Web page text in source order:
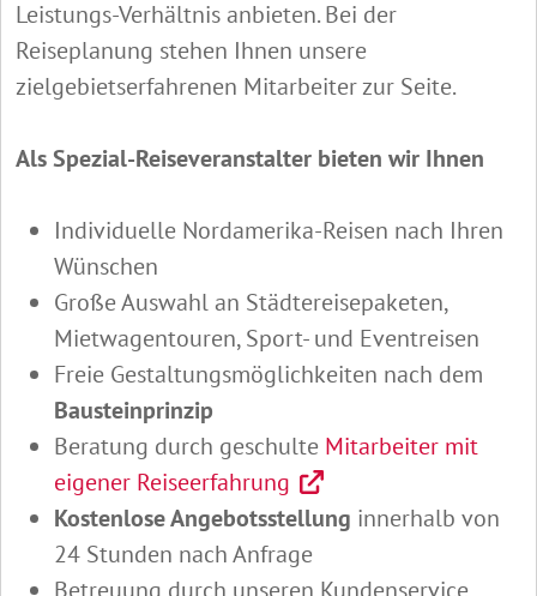
Leistungs-Verhältnis anbieten. Bei der
Reiseplanung stehen Ihnen unsere
zielgebietserfahrenen Mitarbeiter zur Seite.
Als Spezial-Reiseveranstalter bieten wir Ihnen
Individuelle Nordamerika-Reisen nach Ihren
Wünschen
Große Auswahl an Städtereisepaketen,
Mietwagentouren, Sport- und Eventreisen
Freie Gestaltungsmöglichkeiten nach dem
Bausteinprinzip
Beratung durch geschulte Mitarbeiter mit
eigener Reiseerfahrung
Kostenlose Angebotsstellung innerhalb von
24 Stunden nach Anfrage